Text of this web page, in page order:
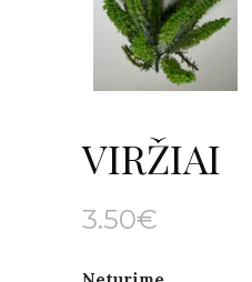
VIRŽIAI
3.50€